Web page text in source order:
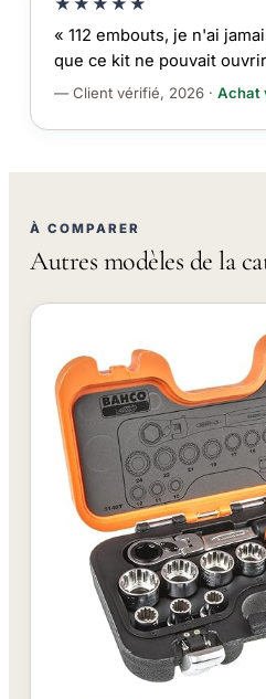
« 112 embouts, je n'ai
que ce kit ne pouvait
— Client vérifié, 2026 · Achat
À COMPARER
Autres modèles de la